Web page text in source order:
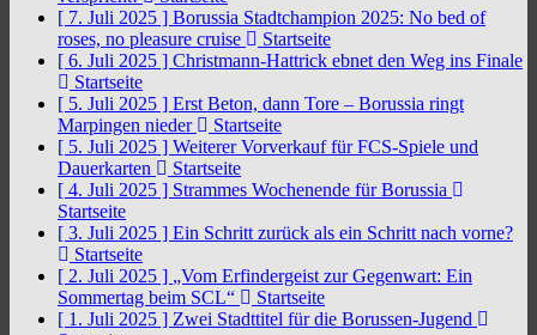
[ 7. Juli 2025 ] Borussia Stadtchampion 2025: No bed of
roses, no pleasure cruise
Startseite
[ 6. Juli 2025 ] Christmann-Hattrick ebnet den Weg ins Finale
Startseite
[ 5. Juli 2025 ] Erst Beton, dann Tore – Borussia ringt
Marpingen nieder
Startseite
[ 5. Juli 2025 ] Weiterer Vorverkauf für FCS-Spiele und
Dauerkarten
Startseite
[ 4. Juli 2025 ] Strammes Wochenende für Borussia
Startseite
[ 3. Juli 2025 ] Ein Schritt zurück als ein Schritt nach vorne?
Startseite
[ 2. Juli 2025 ] „Vom Erfindergeist zur Gegenwart: Ein
Sommertag beim SCL“
Startseite
[ 1. Juli 2025 ] Zwei Stadttitel für die Borussen-Jugend